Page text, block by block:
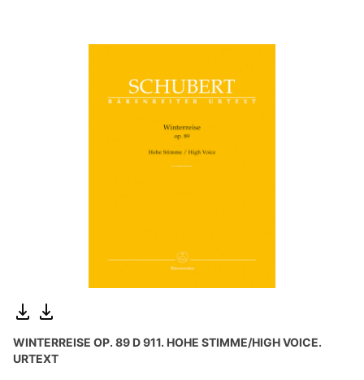
WINTERREISE OP. 89 D 911. HOHE STIMME/HIGH VOICE.
URTEXT